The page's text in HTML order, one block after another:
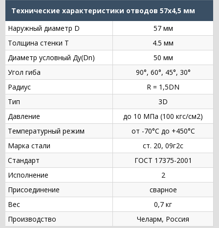
Технические характеристики отводов 57х4,5 мм
Наружный диаметр D
57 мм
Толщина стенки Т
4.5 мм
Диаметр условный Ду(Dn)
50 мм
Угол гиба
90°, 60°, 45°, 30°
Радиус
R = 1,5DN
Тип
3D
Давление
до 10 МПа (100 кгс/см2)
Температурный режим
от -70°С до +450°С
Марка стали
ст. 20, 09г2с
Стандарт
ГОСТ 17375-2001
Исполнение
2
Присоединение
сварное
Вес
0,7 кг
Производство
Челарм, Россия